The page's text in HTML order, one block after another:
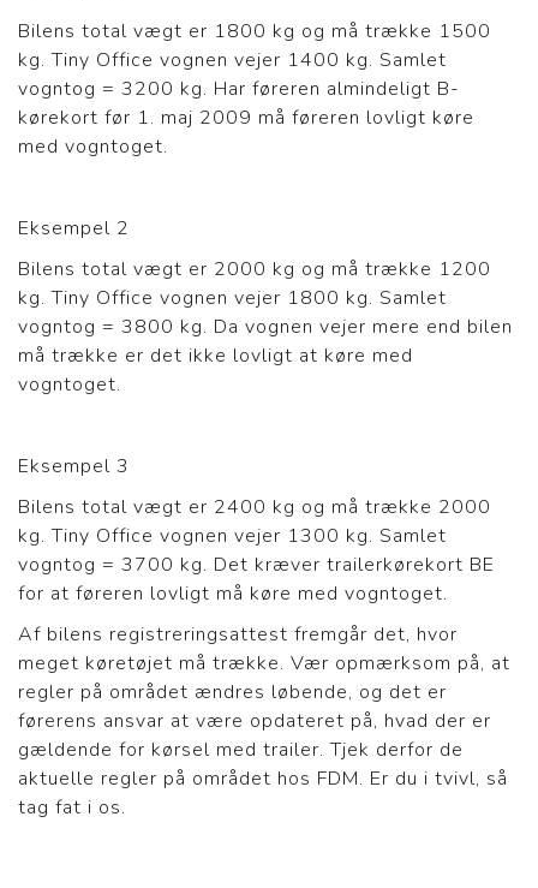
Bilens total vægt er 1800 kg og må trække 1500
kg. Tiny Office vognen vejer 1400 kg. Samlet
vogntog = 3200 kg. Har føreren almindeligt B-
kørekort før 1. maj 2009 må føreren lovligt køre
med vogntoget.
Eksempel 2
Bilens total vægt er 2000 kg og må trække 1200
kg. Tiny Office vognen vejer 1800 kg. Samlet
vogntog = 3800 kg. Da vognen vejer mere end bilen
må trække er det ikke lovligt at køre med
vogntoget.
Eksempel 3
Bilens total vægt er 2400 kg og må trække 2000
kg. Tiny Office vognen vejer 1300 kg. Samlet
vogntog = 3700 kg. Det kræver trailerkørekort BE
for at føreren lovligt må køre med vogntoget.
Af bilens registreringsattest fremgår det, hvor
meget køretøjet må trække. Vær opmærksom på, at
regler på området ændres løbende, og det er
førerens ansvar at være opdateret på, hvad der er
gældende for kørsel med trailer. Tjek derfor de
aktuelle regler på området hos FDM. Er du i tvivl, så
tag fat i os.